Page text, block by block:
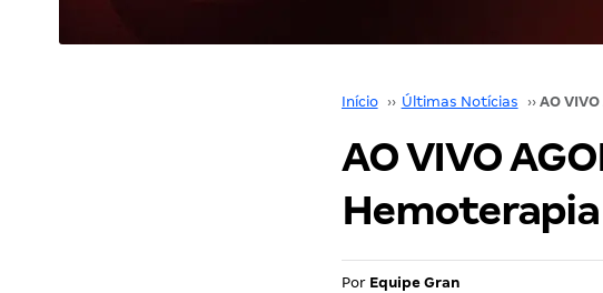
Início ›› Últimas Notícias ››
AO VIVO
Hemoterapia
Por Equipe Gran